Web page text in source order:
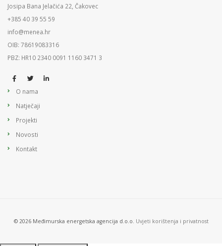
Josipa Bana Jelačića 22, Čakovec
+385 40 39 55 59
info@menea.hr
OIB: 78619083316
PBZ: HR10 2340 0091 1160 3471 3
O nama
Natječaji
Projekti
Novosti
Kontakt
© 2026 Međimurska energetska agencija d.o.o. Uvjeti korištenja i privatnost